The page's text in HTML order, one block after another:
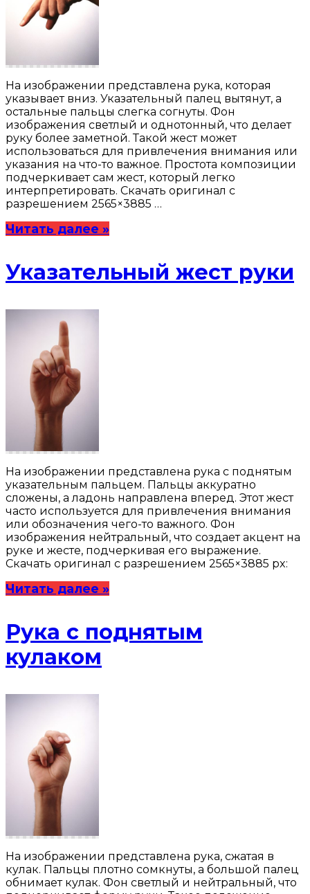
На изображении представлена рука, которая
указывает вниз. Указательный палец вытянут, а
остальные пальцы слегка согнуты. Фон
изображения светлый и однотонный, что делает
руку более заметной. Такой жест может
использоваться для привлечения внимания или
указания на что-то важное. Простота композиции
подчеркивает сам жест, который легко
интерпретировать. Скачать оригинал с
разрешением 2565×3885 …
Читать далее »
Указательный жест руки
На изображении представлена рука с поднятым
указательным пальцем. Пальцы аккуратно
сложены, а ладонь направлена вперед. Этот жест
часто используется для привлечения внимания
или обозначения чего-то важного. Фон
изображения нейтральный, что создает акцент на
руке и жесте, подчеркивая его выражение.
Скачать оригинал с разрешением 2565×3885 px:
Читать далее »
Рука с поднятым
кулаком
На изображении представлена рука, сжатая в
кулак. Пальцы плотно сомкнуты, а большой палец
обнимает кулак. Фон светлый и нейтральный, что